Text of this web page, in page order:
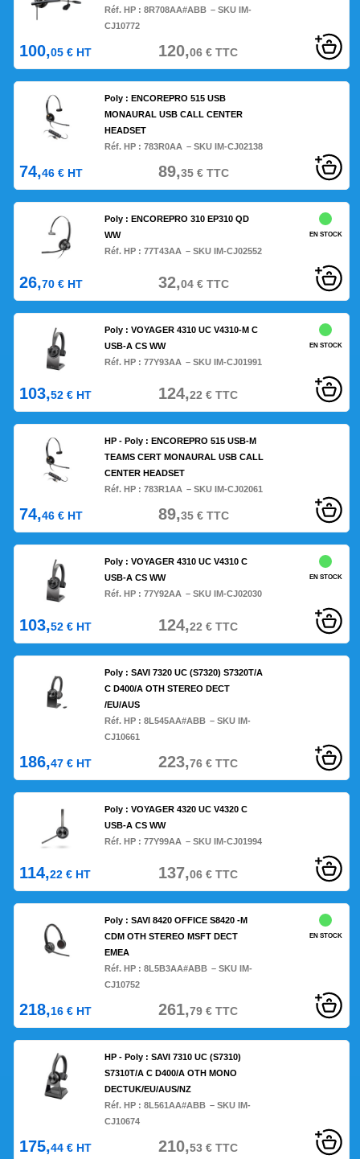
Réf. HP :8R708AA#ABB – SKU IM-
CJ10772
100,05 € HT 120,06€TTC
Poly : ENCOREPRO 515 USB
MONAURAL USB CALL CENTER
HEADSET
Réf. HP :783R0AA – SKU IM-CJ02138
74,46 € HT 89,35€TTC
Poly : ENCOREPRO 310 EP310 QD
WW
Réf. HP :77T43AA – SKU IM-CJ02552
EN STOCK
26,70 € HT 32,04€TTC
Poly : VOYAGER 4310 UC V4310-M C
USB-A CS WW
Réf. HP :77Y93AA – SKU IM-CJ01991
EN STOCK
103,52 € HT 124,22 €TTC
HP - Poly : ENCOREPRO 515 USB-M
TEAMS CERT MONAURAL USB CALL
CENTER HEADSET
Réf. HP :783R1AA – SKU IM-CJ02061
74,46 € HT 89,35€TTC
Poly : VOYAGER 4310 UC V4310 C
USB-A CS WW
Réf. HP :77Y92AA – SKU IM-CJ02030
EN STOCK
103,52 € HT 124,22 €TTC
Poly : SAVI 7320 UC (S7320) S7320T/A
C D400/A OTH STEREO DECT
/EU/AUS
Réf. HP :8L545AA#ABB – SKU IM-
CJ10661
186,47 € HT 223,76€TTC
Poly : VOYAGER 4320 UC V4320 C
USB-A CS WW
Réf. HP :77Y99AA – SKU IM-CJ01994
114,22 € HT 137,06€TTC
Poly : SAVI 8420 OFFICE S8420 -M
CDM OTH STEREO MSFT DECT
EMEA
Réf. HP :8L5B3AA#ABB – SKU IM-
CJ10752
EN STOCK
218,16 € HT 261,79€TTC
HP - Poly : SAVI 7310 UC (S7310)
S7310T/A C D400/A OTH MONO
DECTUK/EU/AUS/NZ
Réf. HP :8L561AA#ABB – SKU IM-
CJ10674
175,44 € HT 210,53€TTC